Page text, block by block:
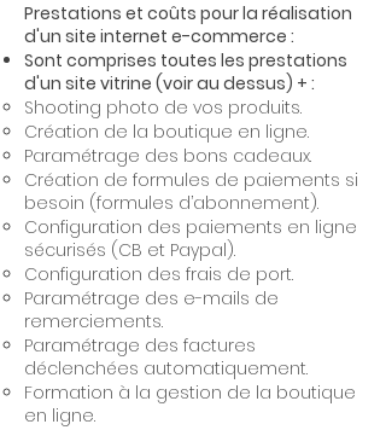
Prestations et coûts pour la réalisation
d'un site internet e-commerce :
Sont comprises toutes les prestations
d'un site vitrine (voir au dessus) + :
Shooting photo de vos produits.
Création de la boutique en ligne.
Paramétrage des bons cadeaux.
Création de formules de paiements si
besoin (formules d’abonnement).
Configuration des paiements en ligne
sécurisés (CB et Paypal).
Configuration des frais de port.
Paramétrage des e-mails de
remerciements.
Paramétrage des factures
déclenchées automatiquement.
Formation à la gestion de la boutique
en ligne.